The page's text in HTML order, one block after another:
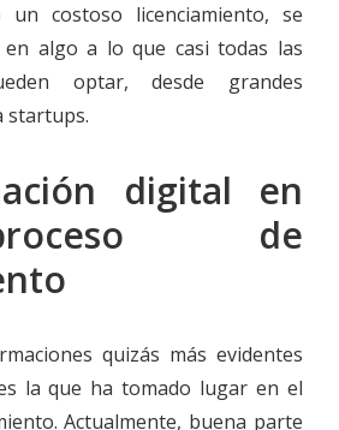
un costoso licenciamiento, se
algo a lo que casi todas las
optar, desde grandes
startups.
digital en
de
quizás más evidentes
la que ha tomado lugar en el
Actualmente, buena parte